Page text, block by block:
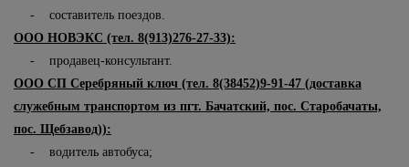
- составитель поездов.
ООО НОВЭКС (тел. 8(913)276-27-33):
- продавец-консультант.
ООО СП Серебряный ключ (тел. 8(38452)9-91-47 (доставка
служебным транспортом из пгт. Бачатский, пос. Старобачаты,
пос. Щебзавод)):
- водитель автобуса;